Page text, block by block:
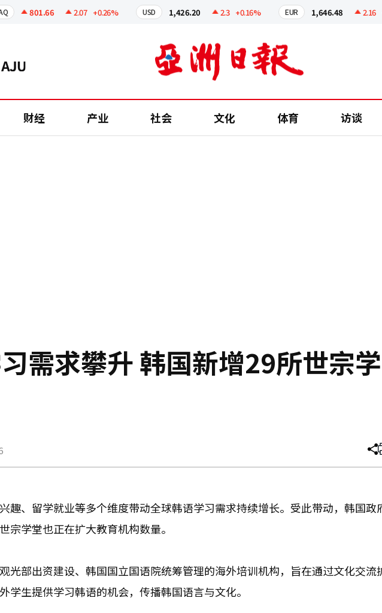
801.66 2.07 +0.26% USD 1,426.20 2.3 +0.16% EUR 1,646.48 2.16
财经 产业 社会 文化 体育 访谈
需求攀升 韩国新增29所世宗学
分
文
趣、留学就业等多个维度带动全球韩语学习需求持续增长。受此带动，韩国政
宗学堂也正在扩大教育机构数量。
光部出资建设、韩国国立国语院统筹管理的海外培训机构，旨在通过文化交流
学生提供学习韩语的机会，传播韩国语言与文化。